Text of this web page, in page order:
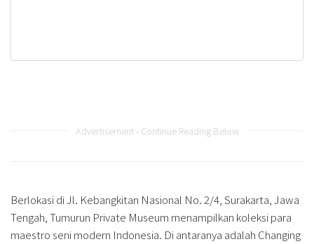
Advertisement - Continue Reading Below
Berlokasi di Jl. Kebangkitan Nasional No. 2/4, Surakarta, Jawa
Tengah, Tumurun Private Museum menampilkan koleksi para
maestro seni modern Indonesia. Di antaranya adalah Changing